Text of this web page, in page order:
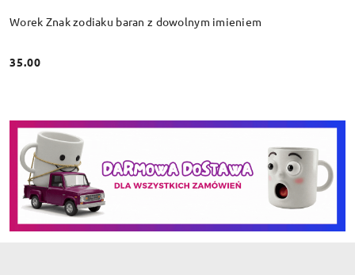
Worek Znak zodiaku baran z dowolnym imieniem
Cena:
35.00